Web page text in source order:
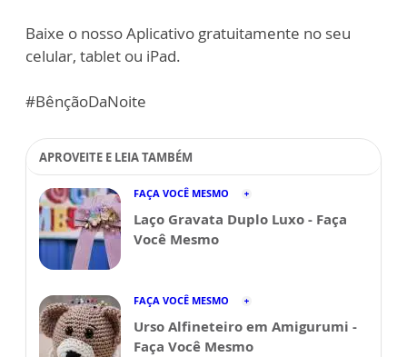
Baixe o nosso Aplicativo gratuitamente no seu
celular, tablet ou iPad.
#BênçãoDaNoite
APROVEITE E LEIA TAMBÉM
FAÇA VOCÊ MESMO
Laço Gravata Duplo Luxo - Faça
Você Mesmo
FAÇA VOCÊ MESMO
Urso Alfineteiro em Amigurumi -
Faça Você Mesmo